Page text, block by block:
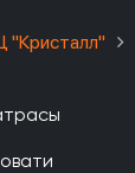
"Кристалл"